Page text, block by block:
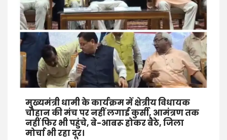
मुख्यमंत्री धामी के कार्यक्रम में क्षेत्रीय विधायक
चौहान की मंच पर नहीं लगाई कुर्सी, आमंत्रण तक
नहीं फिर भी पहुंचे, बे-आबरू होकर बैठे, जिला
मोर्चा भी रहा दूर।